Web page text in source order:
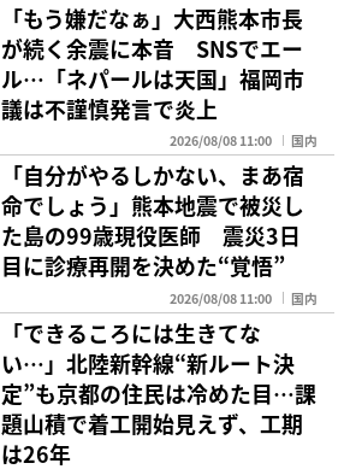
「もう嫌だなぁ」大西熊本市長
が続く余震に本音 SNSでエー
ル…「ネパールは天国」福岡市
議は不謹慎発言で炎上
2026/08/08 11:00 国内
「自分がやるしかない、まあ宿
命でしょう」熊本地震で被災し
た島の99歳現役医師 震災3日
目に診療再開を決めた“覚悟”
2026/08/08 11:00 国内
「できるころには生きてな
い…」北陸新幹線“新ルート決
定”も京都の住民は冷めた目…課
題山積で着工開始見えず、工期
は26年